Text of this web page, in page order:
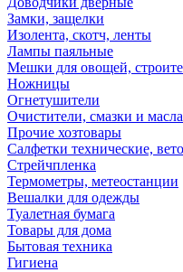
Замки, защелки
Изолента, скотч, ленты
Лампы паяльные
Мешки для овощей,
Ножницы
Огнетушители
Очистители, смазки и
Прочие хозтовары
Салфетки технические,
Стрейчпленка
Термометры, метеостанции
Вешалки для одежды
Туалетная бумага
Товары для дома
Бытовая техника
Гигиена